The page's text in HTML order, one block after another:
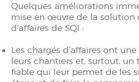
Quelques améliorations
mise en œuvre de la solution
d’affaires de SQI :
Les chargés d’affaires ont
leurs chantiers et, surtout, un
fiable qui leur permet de les